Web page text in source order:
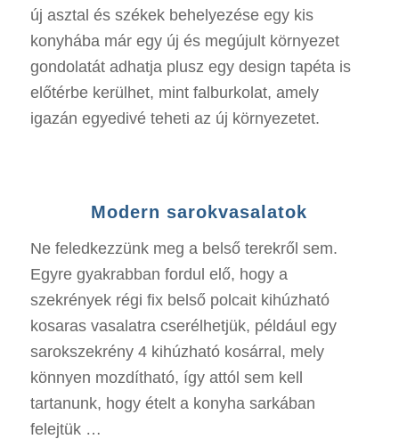
új asztal és székek behelyezése egy kis
konyhába már egy új és megújult környezet
gondolatát adhatja plusz egy design tapéta is
előtérbe kerülhet, mint falburkolat, amely
igazán egyedivé teheti az új környezetet.
Modern sarokvasalatok
Ne feledkezzünk meg a belső terekről sem.
Egyre gyakrabban fordul elő, hogy a
szekrények régi fix belső polcait kihúzható
kosaras vasalatra cserélhetjük, például egy
sarokszekrény 4 kihúzható kosárral, mely
könnyen mozdítható, így attól sem kell
tartanunk, hogy ételt a konyha sarkában
felejtük …